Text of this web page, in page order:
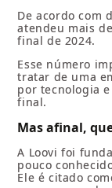
De acordo com
atendeu mais de
final de 2024.
Esse número
tratar de uma
por tecnologia
final.
Mas afinal,
A Loovi foi
pouco
Ele é citado